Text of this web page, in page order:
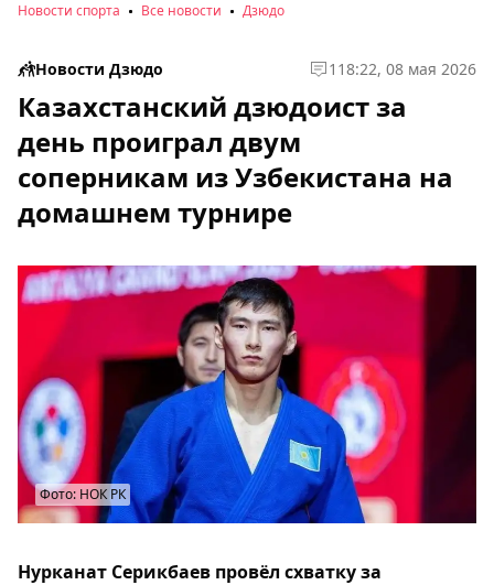
Новости спорта Все новости Дзюдо
Новости Дзюдо 1 18:22, 08 мая 2026
Казахстанский дзюдоист за
день проиграл двум
соперникам из Узбекистана на
домашнем турнире
Фото: НОК РК
Нурканат Серикбаев провёл схватку за